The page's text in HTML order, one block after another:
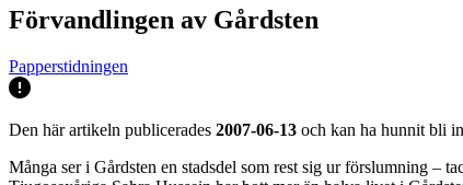
Förvandlingen av Gårdsten
Papperstidningen
Den här artikeln publicerades 2007-06-13 och kan ha hunnit bli
Många ser i Gårdsten en stadsdel som rest sig ur förslumning –